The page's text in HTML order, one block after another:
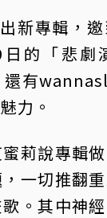
新專輯，
的「悲劇
還有
力。
莉說專輯
一切推翻
。其中神